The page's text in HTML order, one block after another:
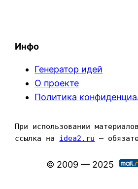
Инфо
Генератор идей
О проекте
Политика
При использовании
ссылка на idea2.ru —
© 2009 — 2025